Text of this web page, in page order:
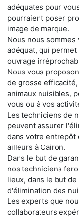
adéquates pour
pourraient poser
image de marque.
Nous nous
adéquat, qui
ouvrage
Nous vous
de grosse
animaux nuisibles,
vous ou à vos
Les techniciens de
peuvent assurer
dans votre entrepôt
ailleurs à Cairon.
Dans le but de
nos techniciens
lieux, dans le but
d'élimination des
Les experts que
collaborateurs